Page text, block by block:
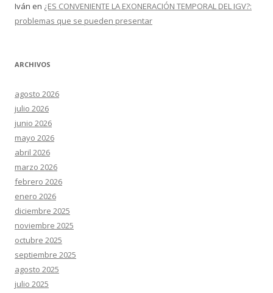
Iván en ¿ES CONVENIENTE LA EXONERACIÓN TEMPORAL DEL IGV?:
problemas que se pueden presentar
ARCHIVOS
agosto 2026
julio 2026
junio 2026
mayo 2026
abril 2026
marzo 2026
febrero 2026
enero 2026
diciembre 2025
noviembre 2025
octubre 2025
septiembre 2025
agosto 2025
julio 2025